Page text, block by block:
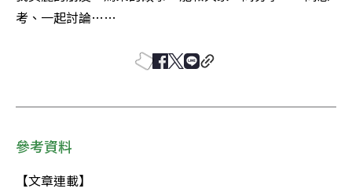
考、一起討論……
參考資料
【文章連載】